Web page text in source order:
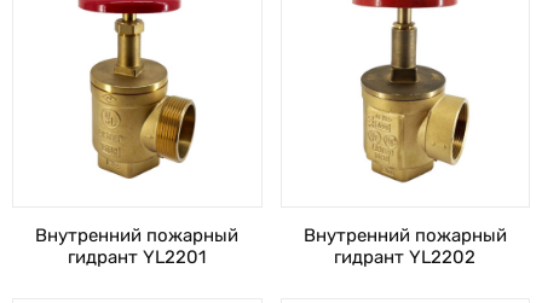
Внутренний пожарный
гидрант YL2201
Внутренний пожарный
гидрант YL2202